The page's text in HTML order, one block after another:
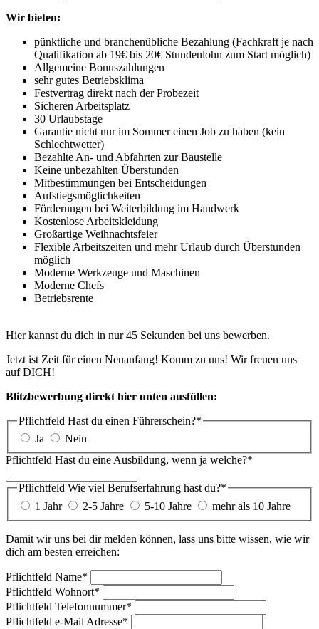
Wir bieten:
pünktliche und branchenübliche Bezahlung (Fachkraft je nach
Qualifikation ab 19€ bis 20€ Stundenlohn zum Start möglich)
Allgemeine Bonuszahlungen
sehr gutes Betriebsklima
Festvertrag direkt nach der Probezeit
Sicheren Arbeitsplatz
30 Urlaubstage
Garantie nicht nur im Sommer einen Job zu haben (kein
Schlechtwetter)
Bezahlte An- und Abfahrten zur Baustelle
Keine unbezahlten Überstunden
Mitbestimmungen bei Entscheidungen
Aufstiegsmöglichkeiten
Förderungen bei Weiterbildung im Handwerk
Kostenlose Arbeitskleidung
Großartige Weihnachtsfeier
Flexible Arbeitszeiten und mehr Urlaub durch Überstunden
möglich
Moderne Werkzeuge und Maschinen
Moderne Chefs
Betriebsrente
Hier kannst du dich in nur 45 Sekunden bei uns bewerben.
Jetzt ist Zeit für einen Neuanfang! Komm zu uns! Wir freuen uns
auf DICH!
Blitzbewerbung direkt hier unten ausfüllen:
Pflichtfeld Hast du einen Führerschein?*
Ja
Nein
Pflichtfeld Hast du eine Ausbildung, wenn ja welche?*
Pflichtfeld Wie viel Berufserfahrung hast du?*
1 Jahr
2-5 Jahre 5-10 Jahre mehr als 10 Jahre
Damit wir uns bei dir melden können, lass uns bitte wissen, wie wir
dich am besten erreichen:
Pflichtfeld Name*
Pflichtfeld Wohnort*
Pflichtfeld Telefonnummer*
Pflichtfeld e-Mail Adresse*